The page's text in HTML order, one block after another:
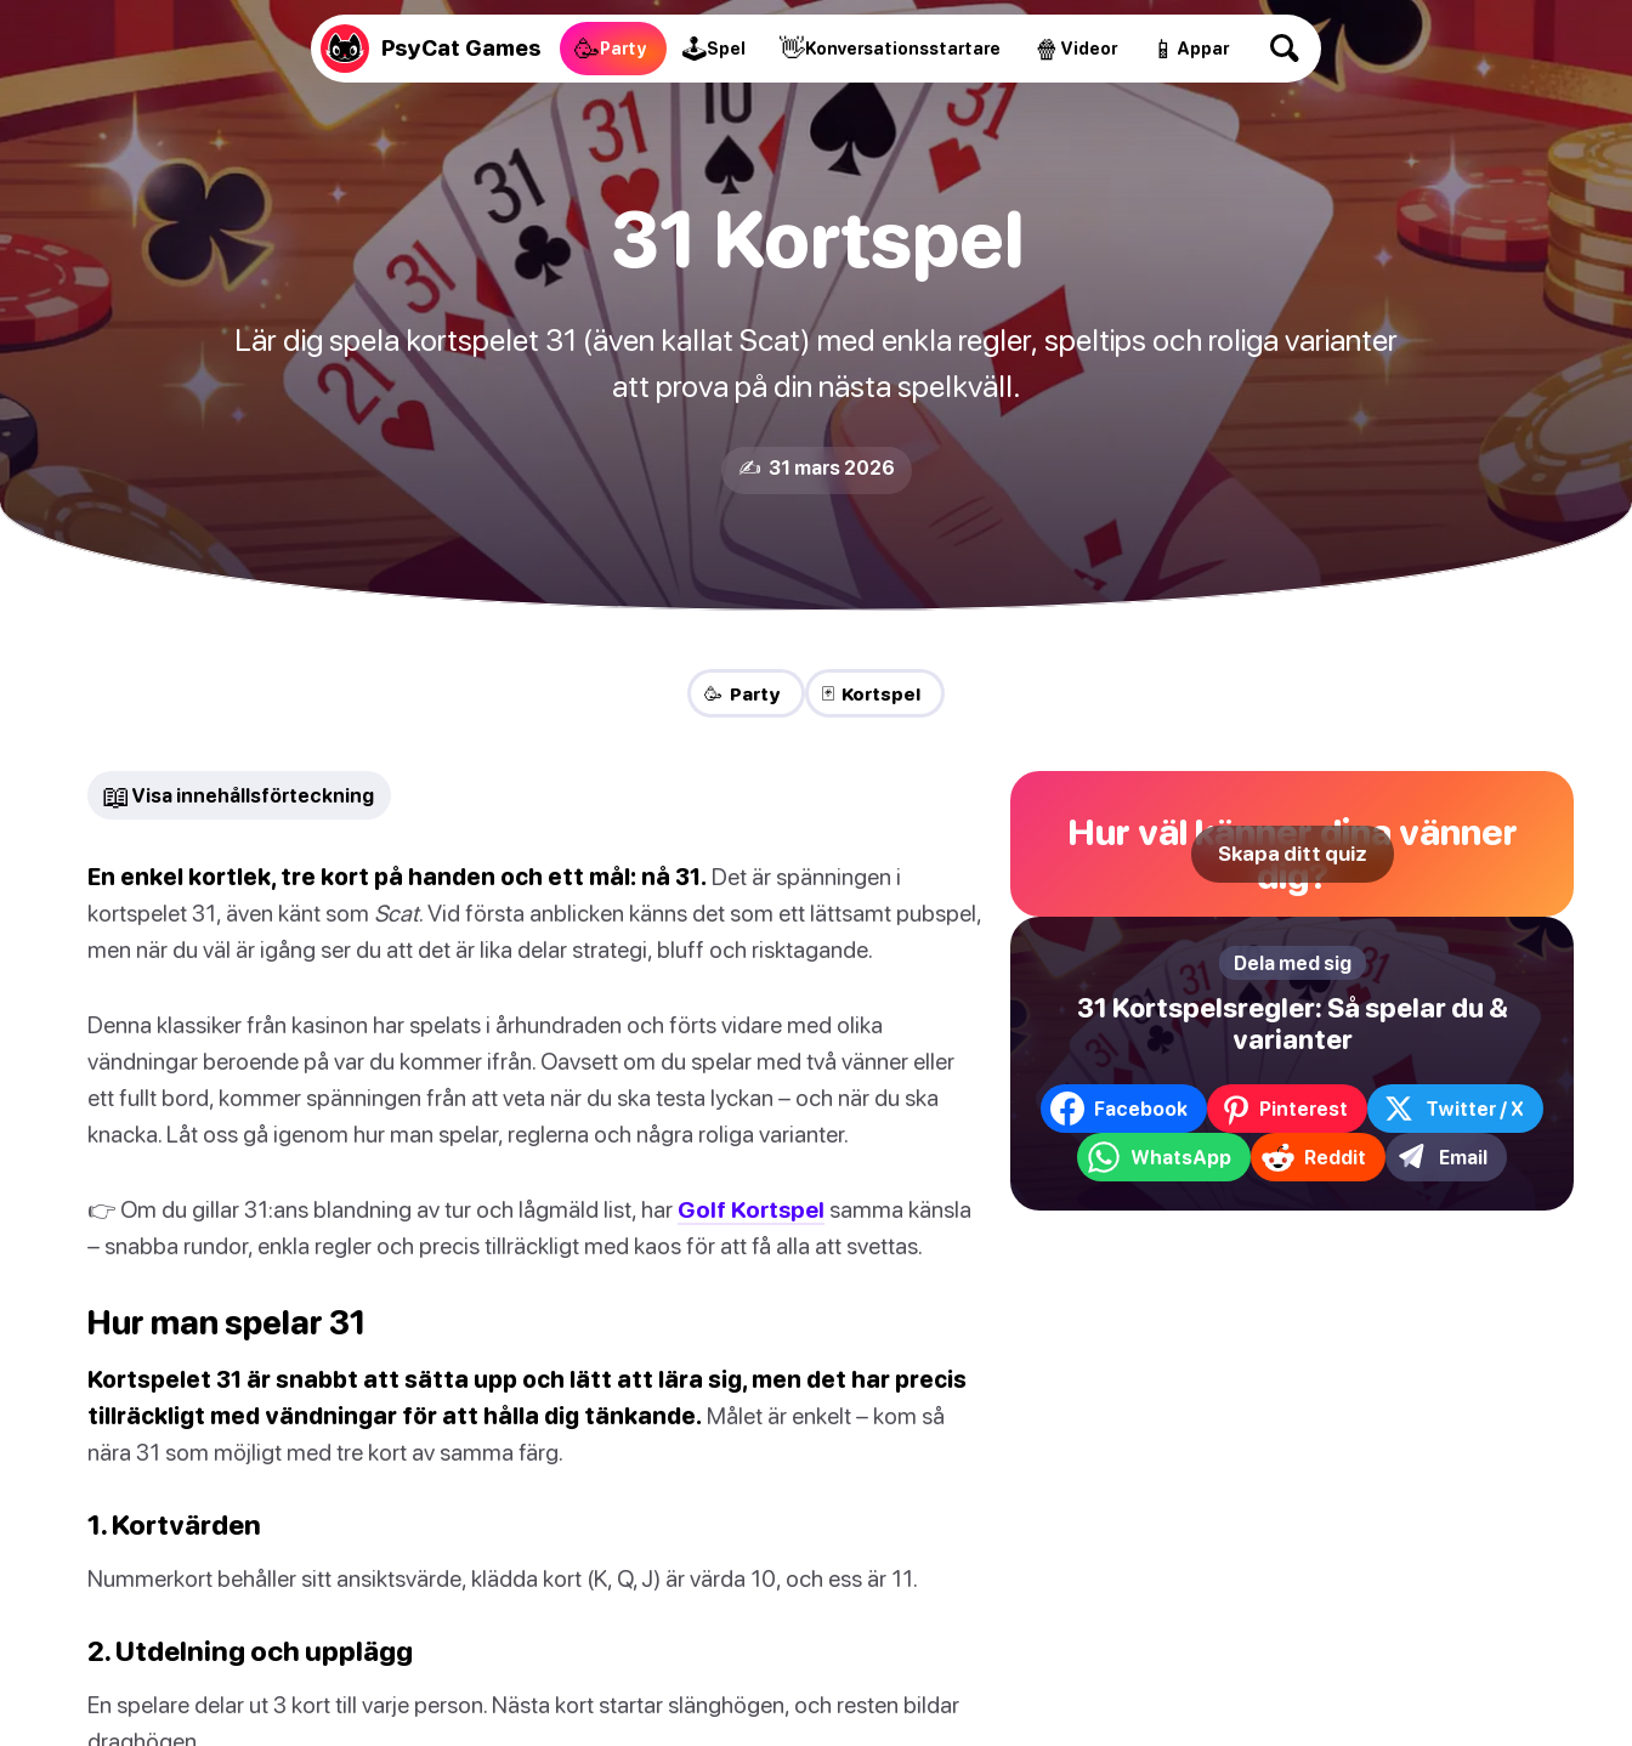
PsyCat Games 🥳Party 🕹Spel 👋Konversationsstartare 🍿 Videor 📱 Appar
31 Kortspel
Lär dig spela kortspelet 31 (även kallat Scat) med enkla regler, speltips och roliga varianter
att prova på din nästa spelkväll.
✍️ 31 mars 2026
🥳 Party 🃏 Kortspel
📖 Visa innehållsförteckning
En enkel kortlek, tre kort på handen och ett mål: nå 31. Det är spänningen i
kortspelet 31, även känt som Scat. Vid första anblicken känns det som ett lättsamt pubspel,
men när du väl är igång ser du att det är lika delar strategi, bluff och risktagande.
Denna klassiker från kasinon har spelats i århundraden och förts vidare med olika
vändningar beroende på var du kommer ifrån. Oavsett om du spelar med två vänner eller
ett fullt bord, kommer spänningen från att veta när du ska testa lyckan – och när du ska
knacka. Låt oss gå igenom hur man spelar, reglerna och några roliga varianter.
👉 Om du gillar 31:ans blandning av tur och lågmäld list, har Golf Kortspel samma känsla
– snabba rundor, enkla regler och precis tillräckligt med kaos för att få alla att svettas.
Hur man spelar 31
Kortspelet 31 är snabbt att sätta upp och lätt att lära sig, men det har precis
tillräckligt med vändningar för att hålla dig tänkande. Målet är enkelt – kom så
nära 31 som möjligt med tre kort av samma färg.
1. Kortvärden
Nummerkort behåller sitt ansiktsvärde, klädda kort (K, Q, J) är värda 10, och ess är 11.
2. Utdelning och upplägg
En spelare delar ut 3 kort till varje person. Nästa kort startar slänghögen, och resten bildar
Hur väl känner dina vänner
dig?
Skapa ditt quiz
Dela med sig
31 Kortspelsregler: Så spelar du &
varianter
Facebook Pinterest Twitter / X
WhatsApp Reddit Email